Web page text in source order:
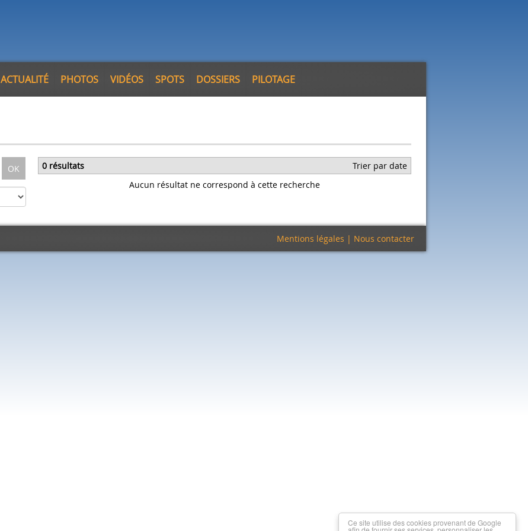
ACTUALITÉ PHOTOS VIDÉOS SPOTS DOSSIERS PILOTAGE
OK 0 résultats
Trier par date
Aucun résultat ne correspond à cette recherche
Mentions légales | Nous contacter
Ce site utilise des cookies provenant de Google